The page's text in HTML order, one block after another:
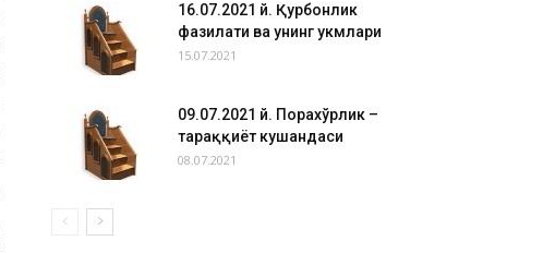
16.07.2021 й. Қурбонлик
фазилати ва унинг ҳукмлари
15.07.2021
09.07.2021 й. Порахўрлик –
тараққиёт кушандаси
08.07.2021